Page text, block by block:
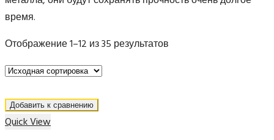
время.
Отображение 1–12 из 35 результатов
Добавить к сравнению
Quick View